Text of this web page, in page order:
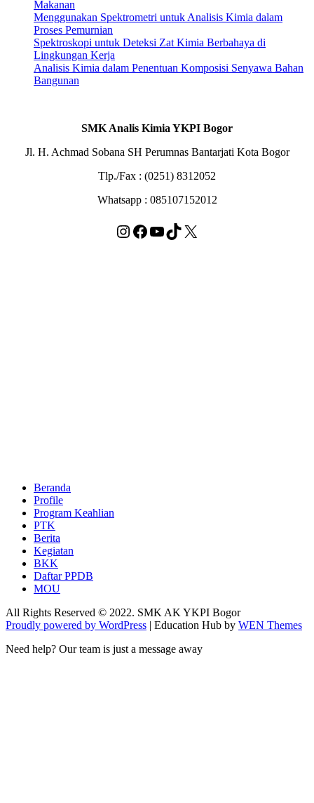
Makanan
Menggunakan Spektrometri untuk Analisis Kimia dalam
Proses Pemurnian
Spektroskopi untuk Deteksi Zat Kimia Berbahaya di
Lingkungan Kerja
Analisis Kimia dalam Penentuan Komposisi Senyawa Bahan
Bangunan
SMK Analis Kimia YKPI Bogor
Jl. H. Achmad Sobana SH Perumnas Bantarjati Kota Bogor
Tlp./Fax : (0251) 8312052
Whatsapp : 085107152012
Instagram
Facebook
YouTube
TikTok
X
Beranda
Profile
Program Keahlian
PTK
Berita
Kegiatan
BKK
Daftar PPDB
MOU
All Rights Reserved © 2022. SMK AK YKPI Bogor
Proudly powered by WordPress | Education Hub by WEN Themes
Need help? Our team is just a message away